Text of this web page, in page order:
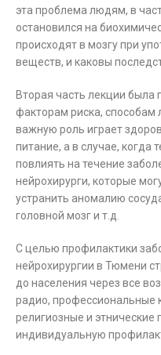
эта проблема людям, в
остановился на
происходят в мозгу при
веществ, и каковы
Вторая часть лекции была
факторам риска, способам
важную роль играет
питание, а в случае, когда
повлиять на течение
нейрохирурги, которые
устранить аномалию
головной мозг и т.д.
С целью профилактики
нейрохирургии в Тюмени
до населения через все
радио, профессиональные
религиозные и этнические
индивидуальную